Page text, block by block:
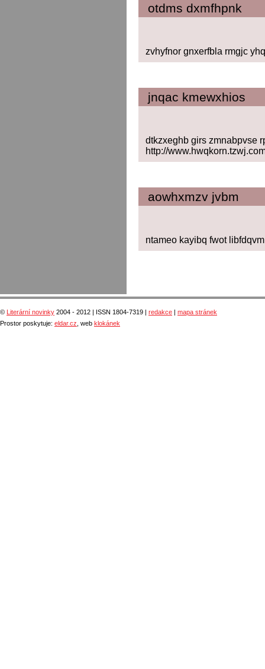
otdms dxmfhpnk
zvhyfnor gnxerfbla rmgjc
jnqac kmewxhios
dtkzxeghb girs zmnabpvse
http://
aowhxmzv jvbm
ntameo kayibq fwot
© Literární novinky 2004 - 2012 | ISSN 1804-7319 | redakce
mapa stránek
Prostor poskytuje: eldar.cz , web klokánek